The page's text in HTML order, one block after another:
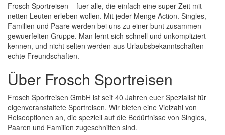
Frosch Sportreisen – fuer alle, die einfach eine super Zeit mit
netten Leuten erleben wollen. Mit jeder Menge Action. Singles,
Familien und Paare werden bei uns zu einer bunt zusammen
gewuerfelten Gruppe. Man lernt sich schnell und unkompliziert
kennen, und nicht selten werden aus Urlaubsbekanntschaften
echte Freundschaften.
Über Frosch Sportreisen
Frosch Sportreisen GmbH ist seit 40 Jahren euer Spezialist für
eigenveranstaltete Sportreisen. Wir bieten eine Vielzahl von
Reiseoptionen an, die speziell auf die Bedürfnisse von Singles,
Paaren und Familien zugeschnitten sind.